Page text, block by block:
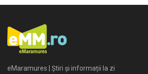
eMaramures | Știri și informații la zi